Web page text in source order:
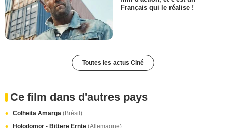
Français qui le réalise !
Toutes les actus Ciné
Ce film dans d'autres pays
Colheita Amarga (Brésil)
Holodomor - Bittere Ernte (Allemagne)